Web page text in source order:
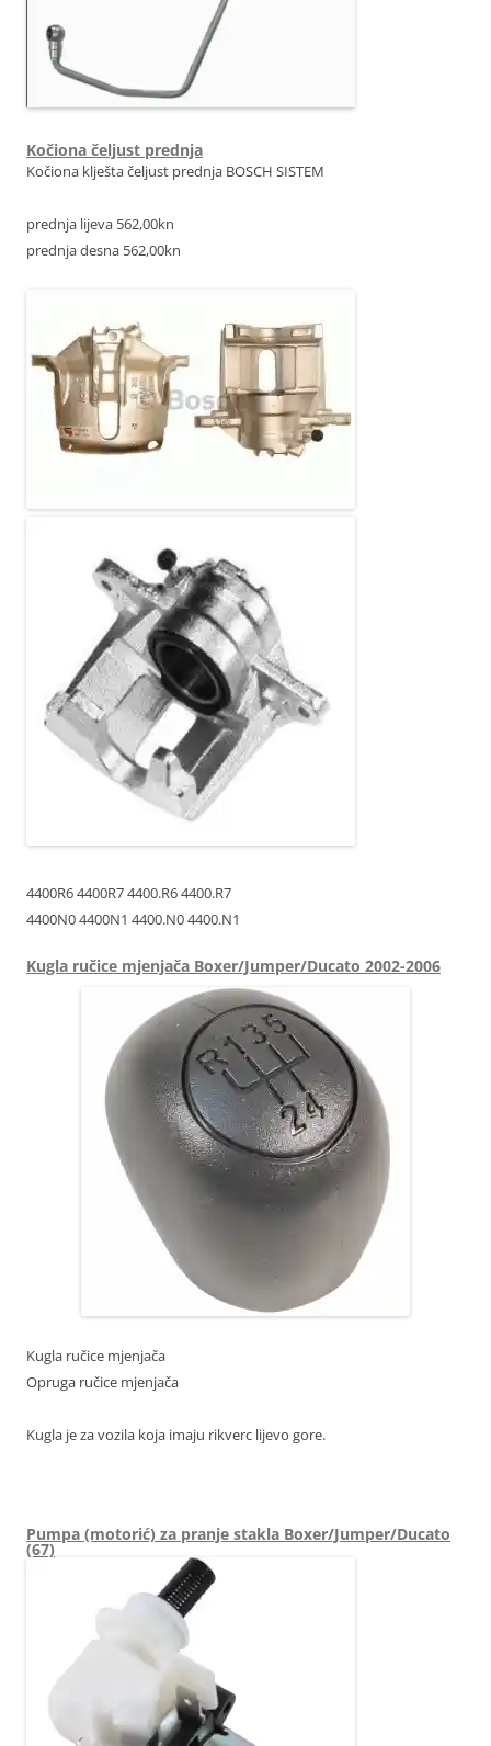
Kočiona čeljust prednja
Kočiona klješta čeljust prednja BOSCH SISTEM
prednja lijeva 562,00kn
prednja desna 562,00kn
4400R6 4400R7 4400.R6 4400.R7
4400N0 4400N1 4400.N0 4400.N1
Kugla ručice mjenjača Boxer/Jumper/Ducato 2002-2006
Kugla ručice mjenjača
Opruga ručice mjenjača
Kugla je za vozila koja imaju rikverc lijevo gore.
Pumpa (motorić) za pranje stakla Boxer/Jumper/Ducato
(67)